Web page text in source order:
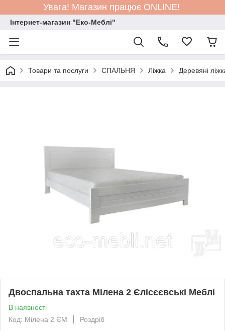
Увага! Магазин працює ONLINE!
Інтернет-магазин "Еко-Меблі"
Товари та послуги СПАЛЬНЯ Ліжка Деревяні
Двоспальна тахта Мілена 2 Єлісєєвські Меблі
В наявності
Код: Мілена 2 ЄМ
Роздріб